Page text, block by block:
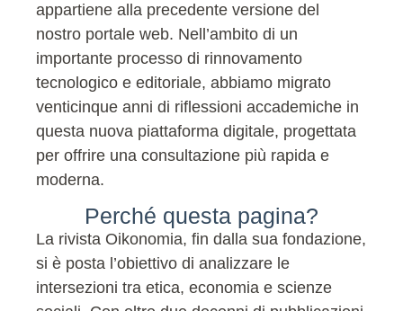
appartiene alla precedente versione del
nostro portale web. Nell’ambito di un
importante processo di rinnovamento
tecnologico e editoriale, abbiamo migrato
venticinque anni di riflessioni accademiche in
questa nuova piattaforma digitale, progettata
per offrire una consultazione più rapida e
moderna.
Perché questa pagina?
La rivista Oikonomia, fin dalla sua fondazione,
si è posta l’obiettivo di analizzare le
intersezioni tra etica, economia e scienze